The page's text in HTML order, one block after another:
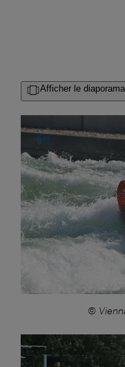
Afficher le diaporama
©
Großansicht: